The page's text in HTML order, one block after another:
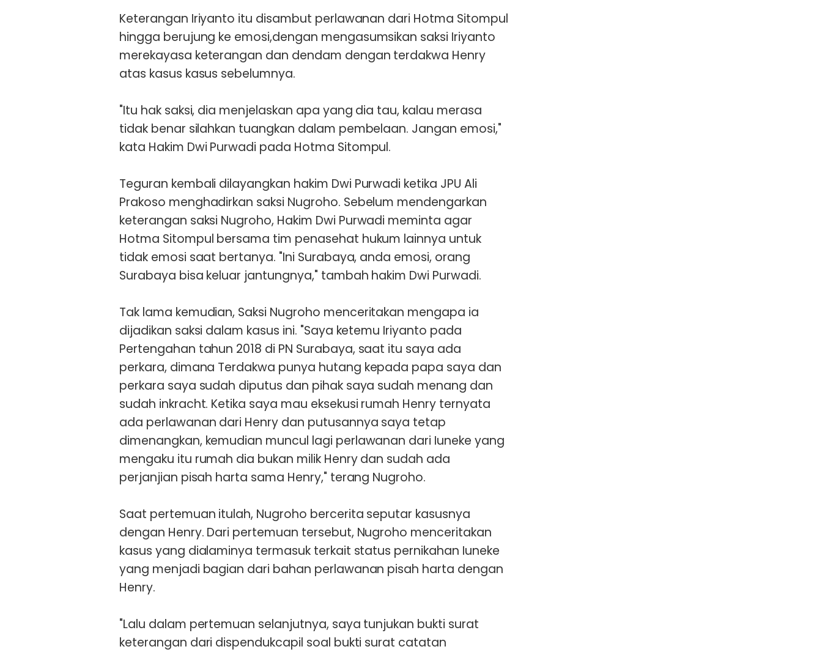
Keterangan Iriyanto itu disambut perlawanan dari Hotma Sitompul
hingga berujung ke emosi,dengan mengasumsikan saksi Iriyanto
merekayasa keterangan dan dendam dengan terdakwa Henry
atas kasus kasus sebelumnya.
"Itu hak saksi, dia menjelaskan apa yang dia tau, kalau merasa
tidak benar silahkan tuangkan dalam pembelaan. Jangan emosi,"
kata Hakim Dwi Purwadi pada Hotma Sitompul.
Teguran kembali dilayangkan hakim Dwi Purwadi ketika JPU Ali
Prakoso menghadirkan saksi Nugroho. Sebelum mendengarkan
keterangan saksi Nugroho, Hakim Dwi Purwadi meminta agar
Hotma Sitompul bersama tim penasehat hukum lainnya untuk
tidak emosi saat bertanya. "Ini Surabaya, anda emosi, orang
Surabaya bisa keluar jantungnya," tambah hakim Dwi Purwadi.
Tak lama kemudian, Saksi Nugroho menceritakan mengapa ia
dijadikan saksi dalam kasus ini. "Saya ketemu Iriyanto pada
Pertengahan tahun 2018 di PN Surabaya, saat itu saya ada
perkara, dimana Terdakwa punya hutang kepada papa saya dan
perkara saya sudah diputus dan pihak saya sudah menang dan
sudah inkracht. Ketika saya mau eksekusi rumah Henry ternyata
ada perlawanan dari Henry dan putusannya saya tetap
dimenangkan, kemudian muncul lagi perlawanan dari Iuneke yang
mengaku itu rumah dia bukan milik Henry dan sudah ada
perjanjian pisah harta sama Henry," terang Nugroho.
Saat pertemuan itulah, Nugroho bercerita seputar kasusnya
dengan Henry. Dari pertemuan tersebut, Nugroho menceritakan
kasus yang dialaminya termasuk terkait status pernikahan Iuneke
yang menjadi bagian dari bahan perlawanan pisah harta dengan
Henry.
"Lalu dalam pertemuan selanjutnya, saya tunjukan bukti surat
keterangan dari dispendukcapil soal bukti surat catatan